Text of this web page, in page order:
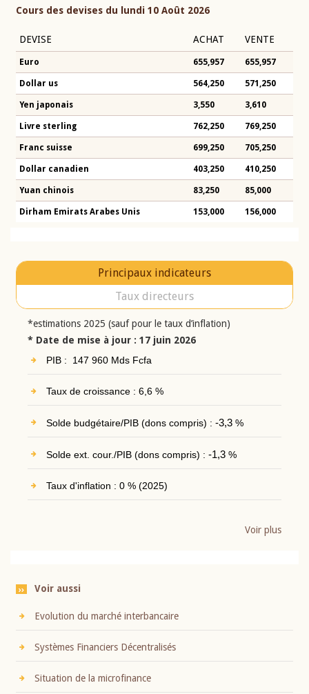
Cours des devises du lundi 10 Août 2026
DEVISE ACHAT VENTE
Euro 655,957 655,957
Dollar us 564,250 571,250
Yen japonais 3,550 3,610
Livre sterling 762,250 769,250
Franc suisse 699,250 705,250
Dollar canadien 403,250 410,250
Yuan chinois 83,250 85,000
Dirham Emirats Arabes Unis 153,000 156,000
Principaux indicateurs
Taux directeurs
*estimations 2025 (sauf pour le taux d’inflation)
* Date de mise à jour : 17 juin 2026
PIB : 147 960 Mds Fcfa
Taux de croissance : 6,6 %
Solde budgétaire/PIB (dons compris) : -3,3%
Solde ext. cour./PIB (dons compris) : -1,3%
Taux d'inflation : 0 % (2025)
Voir plus
Voir aussi
Evolution du marché interbancaire
Systèmes Financiers Décentralisés
Situation de la microfinance